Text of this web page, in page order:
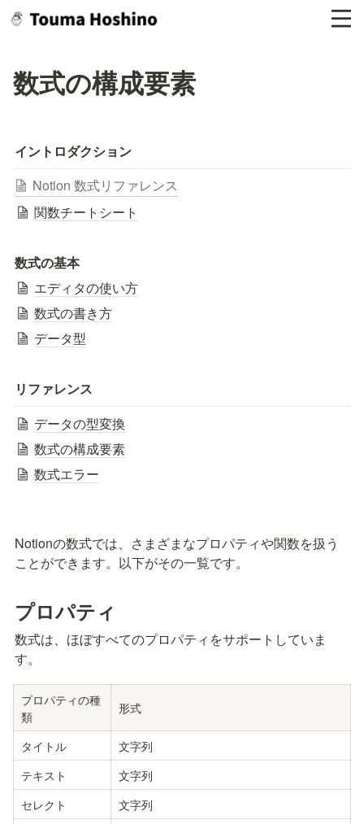
数式の構成要素
イントロダクション
Notion 数式リファレンス
関数チートシート
数式の基本
エディタの使い方
数式の書き方
データ型
リファレンス
データの型変換
数式の構成要素
数式エラー
Notionの数式では、さまざまなプロパティや関数を扱う
ことができます。以下がその一覧です。
プロパティ
数式は、ほぼすべてのプロパティをサポートしていま
す。
プロパティの種
類
形式
タイトル
文字列
テキスト
文字列
セレクト
文字列